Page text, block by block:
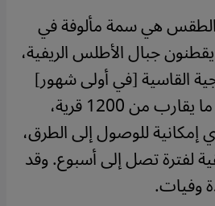
هي سمة مألوفة في
جبال الأطلس الريفية،
القاسية [في أولى شهور]
عام 2018 قد عزلت ما يقارب من 1200 قرية،
إمكانية للوصول إلى الطرق،
لفترة تصل إلى أسبوع. وقد
وفيات.